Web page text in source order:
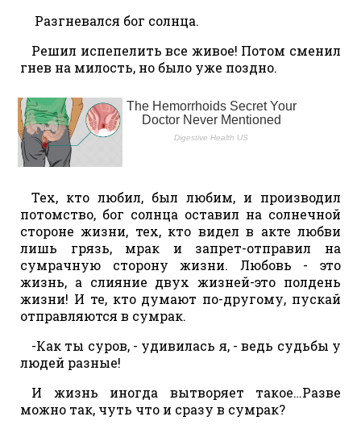
Разгневался бог солнца.
Решил испепелить все живое! Потом сменил
гнев на милость, но было уже поздно.
Тех, кто любил, был любим, и производил
потомство, бог солнца оставил на солнечной
стороне жизни, тех, кто видел в акте любви
лишь грязь, мрак и запрет-отправил на
сумрачную сторону жизни. Любовь - это
жизнь, а слияние двух жизней-это полдень
жизни! И те, кто думают по-другому, пускай
отправляются в сумрак.
-Как ты суров, - удивилась я, - ведь судьбы у
людей разные!
И жизнь иногда вытворяет такое…Разве
можно так, чуть что и сразу в сумрак?